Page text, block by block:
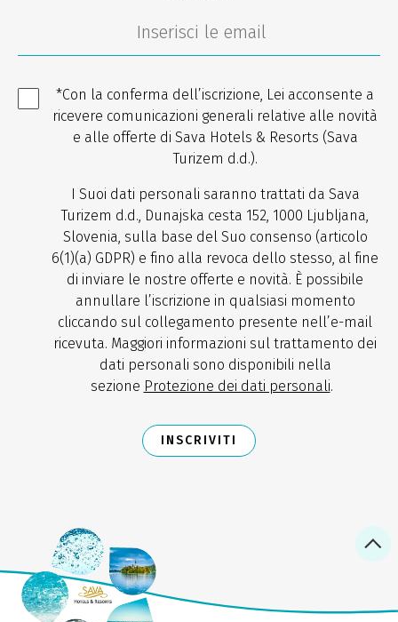
*Con la conferma dell’iscrizione, Lei acconsente a
ricevere comunicazioni generali relative alle novità
e alle offerte di Sava Hotels & Resorts (Sava
Turizem d.d.).
I Suoi dati personali saranno trattati da Sava
Turizem d.d., Dunajska cesta 152, 1000 Ljubljana,
Slovenia, sulla base del Suo consenso (articolo
6(1)(a) GDPR) e fino alla revoca dello stesso, al fine
di inviare le nostre offerte e novità. È possibile
annullare l’iscrizione in qualsiasi momento
cliccando sul collegamento presente nell’e-mail
ricevuta. Maggiori informazioni sul trattamento dei
dati personali sono disponibili nella
sezione Protezione dei dati personali.
INSCRIVITI